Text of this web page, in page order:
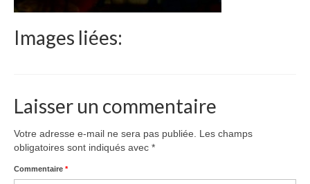
Actualités
Images liées:
Laisser un commentaire
Votre adresse e-mail ne sera pas publiée.
Les champs
obligatoires sont indiqués avec *
Commentaire *